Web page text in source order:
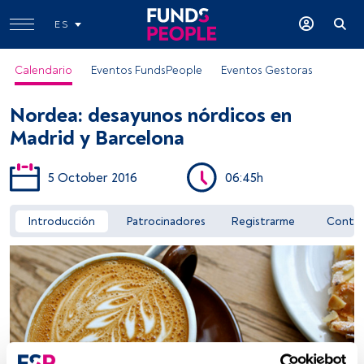
ES
Calendario Eventos FundsPeople Eventos Gestoras
Nordea: desayunos nórdicos en
Madrid y Barcelona
5 October 2016 06:45h
Introducción Patrocinadores Registrarme